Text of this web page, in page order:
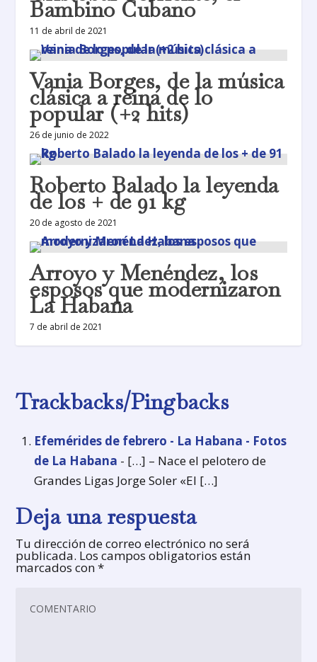
Bambino Cubano
11 de abril de 2021
Vania Borges, de la música
clásica a reina de lo
popular (+2 hits)
26 de junio de 2022
Roberto Balado la leyenda
de los + de 91 kg
20 de agosto de 2021
Arroyo y Menéndez, los
esposos que modernizaron
La Habana
7 de abril de 2021
Trackbacks/Pingbacks
Efemérides de febrero - La Habana - Fotos
de La Habana - […] – Nace el pelotero de
Grandes Ligas Jorge Soler «El […]
Deja una respuesta
Tu dirección de correo electrónico no será
publicada. Los campos obligatorios están
marcados con*